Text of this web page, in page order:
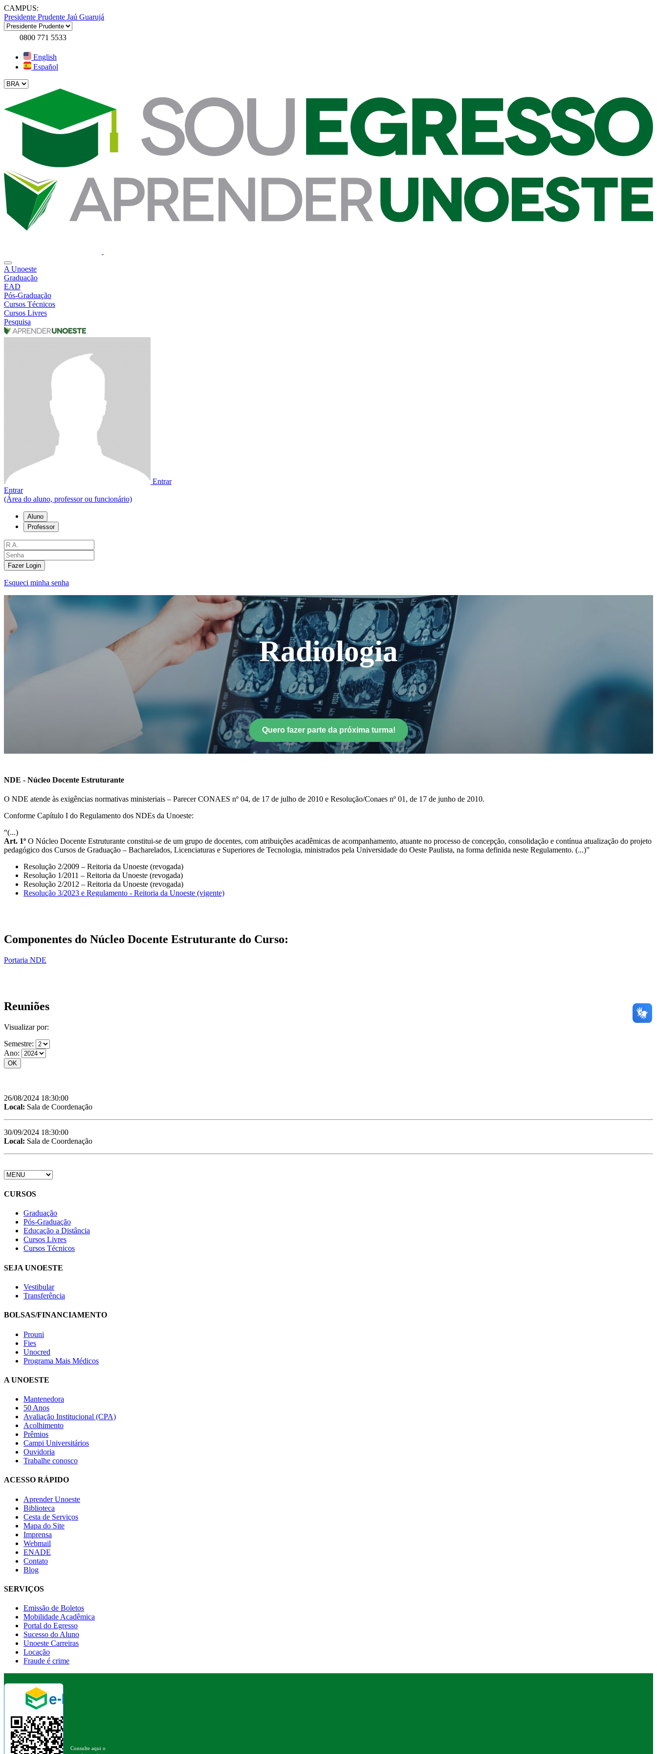
CAMPUS:
Presidente Prudente Jaú Guarujá
0800 771 5533
English
Español
A Unoeste
Graduação
EAD
Pós-Graduação
Cursos Técnicos
Cursos Livres
Pesquisa
Entrar
Entrar
(Área do aluno, professor ou funcionário)
Aluno
Professor
Fazer Login
Esqueci minha senha
Radiologia
Quero fazer parte da próxima turma!
NDE - Núcleo Docente Estruturante
O NDE atende às exigências normativas ministeriais – Parecer CONAES nº 04, de 17 de julho de 2010 e Resolução/Conaes nº 01, de 17 de junho de 2010.
Conforme Capítulo I do Regulamento dos NDEs da Unoeste:
“(...)
Art. 1º O Núcleo Docente Estruturante constitui-se de um grupo de docentes, com atribuições acadêmicas de acompanhamento, atuante no processo de concepção, consolidação e contínua atualização do projeto
pedagógico dos Cursos de Graduação – Bacharelados, Licenciaturas e Superiores de Tecnologia, ministrados pela Universidade do Oeste Paulista, na forma definida neste Regulamento. (...)”
Resolução 2/2009 – Reitoria da Unoeste (revogada)
Resolução 1/2011 – Reitoria da Unoeste (revogada)
Resolução 2/2012 – Reitoria da Unoeste (revogada)
Resolução 3/2023 e Regulamento - Reitoria da Unoeste (vigente)
Componentes do Núcleo Docente Estruturante do Curso:
Portaria NDE
Reuniões
Visualizar por:
Semestre:
Ano:
26/08/2024 18:30:00
Local: Sala de Coordenação
30/09/2024 18:30:00
Local: Sala de Coordenação
CURSOS
Graduação
Pós-Graduação
Educação a Distância
Cursos Livres
Cursos Técnicos
SEJA UNOESTE
Vestibular
Transferência
BOLSAS/FINANCIAMENTO
Prouni
Fies
Unocred
Programa Mais Médicos
A UNOESTE
Mantenedora
50 Anos
Avaliação Institucional (CPA)
Acolhimento
Prêmios
Campi Universitários
Ouvidoria
Trabalhe conosco
ACESSO RÁPIDO
Aprender Unoeste
Biblioteca
Cesta de Serviços
Mapa do Site
Imprensa
Webmail
ENADE
Contato
Blog
SERVIÇOS
Emissão de Boletos
Mobilidade Acadêmica
Portal do Egresso
Sucesso do Aluno
Unoeste Carreiras
Locação
Fraude é crime
Consulte aqui o